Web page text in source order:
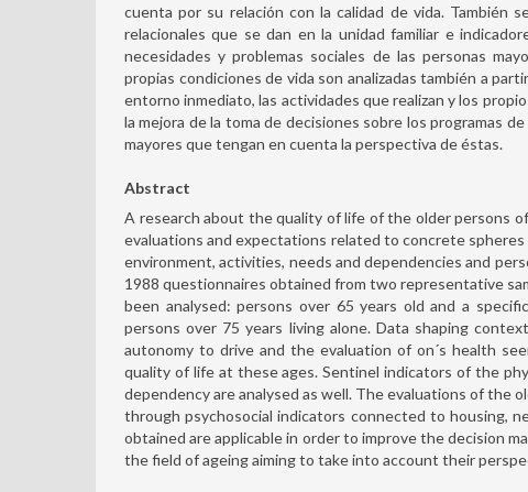
cuenta por su relación con la calidad de vida. También
relacionales que se dan en la unidad familiar e
necesidades y problemas sociales de las personas
propias condiciones de vida son analizadas también a
entorno inmediato, las actividades que realizan y los
la mejora de la toma de decisiones sobre los programas
mayores que tengan en cuenta la perspectiva de éstas.
Abstract
A research about the quality of life of the older persons
evaluations and expectations related to concrete
environment, activities, needs and dependencies and
1988 questionnaires obtained from two representative
been analysed: persons over 65 years old and a
persons over 75 years living alone. Data shaping
autonomy to drive and the evaluation of on´s health
quality of life at these ages. Sentinel indicators of the
dependency are analysed as well. The evaluations of the
through psychosocial indicators connected to housing,
obtained are applicable in order to improve the decision
the field of ageing aiming to take into account their